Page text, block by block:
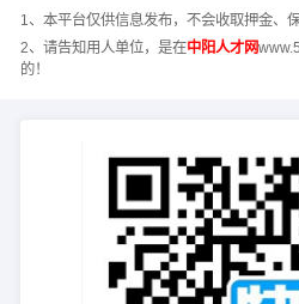
1、本平台仅供信息发布，不会收取押金、
2、请告知用人单位，是在中阳人才网
的！